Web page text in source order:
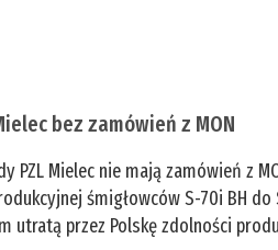
bez zamówień z MON
PZL Mielec nie mają zamówień z
śmigłowców S-70i BH
utratą przez Polskę zdolności